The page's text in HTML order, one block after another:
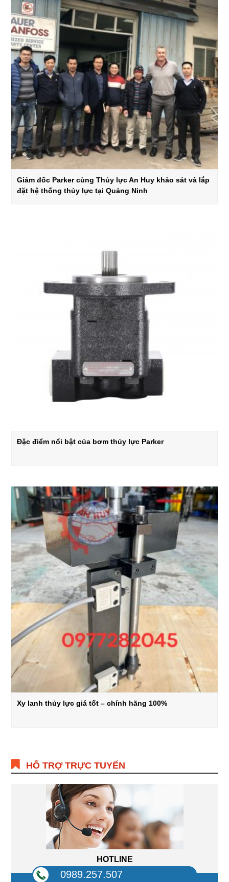
Giám đốc Parker cùng Thủy lực An Huy khảo sát và lắp
đặt hệ thống thủy lực tại Quảng Ninh
Đặc điểm nổi bật của bơm thủy lực Parker
Xy lanh thủy lực giá tốt – chính hãng 100%
HỖ TRỢ TRỰC TUYẾN
HOTLINE
0989.257.507